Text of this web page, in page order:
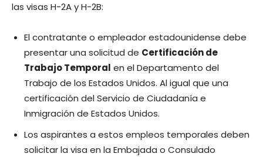
las visas H-2A y H-2B:
El contratante o empleador estadounidense debe
presentar una solicitud de Certificación de
Trabajo Temporal en el Departamento del
Trabajo de los Estados Unidos. Al igual que una
certificación del Servicio de Ciudadanía e
Inmigración de Estados Unidos.
Los aspirantes a estos empleos temporales deben
solicitar la visa en la Embajada o Consulado